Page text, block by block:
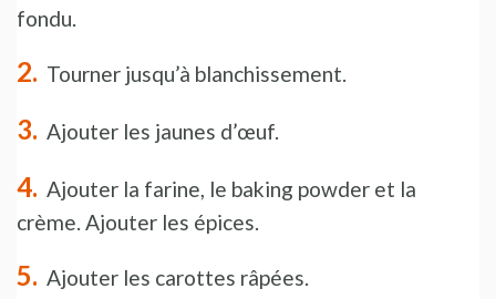
fondu.
Tourner jusqu’à blanchissement.
Ajouter les jaunes d’œuf.
Ajouter la farine, le baking powder et la
crème. Ajouter les épices.
Ajouter les carottes râpées.